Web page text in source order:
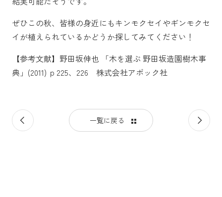
ぜひこの秋、皆様の身近にもキンモクセイやギンモクセ
イが植えられているかどうか探してみてください！
【参考文献】野田坂伸也 「木を選ぶ 野田坂造園樹木事
典」(2011) ｐ225、226 株式会社アボック社
前
の
一覧に戻る
次
の